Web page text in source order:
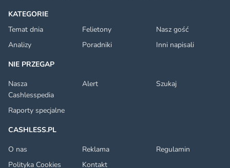
KATEGORIE
Temat dnia
Felietony
Nasz gość
Analizy
Poradniki
Inni napisali
NIE PRZEGAP
Nasza
Cashlesspedia
Alert Szukaj
Raporty specjalne
CASHLESS.PL
O nas
Reklama
Regulamin
Polityka Cookies
Kontakt